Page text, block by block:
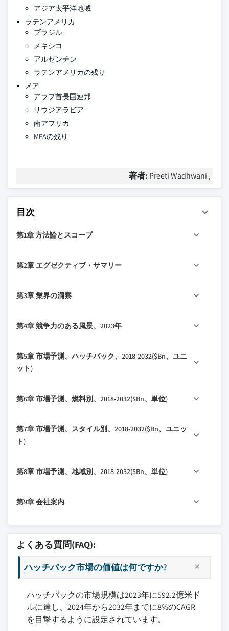
アジア太平洋地域
ラテンアメリカ
ブラジル
メキシコ
アルゼンチン
ラテンアメリカの残り
メア
アラブ首長国連邦
サウジアラビア
南アフリカ
MEAの残り
著者: Preeti Wadhwani ,
目次
第1章 方法論とスコープ
1.2 ベース見積りと計算
1.4 の データソース
1.4.2 二次
1.4.2.2 公開情報
第2章 エグゼクティブ・サマリー
第3章 業界の洞察
3.2 サプライヤーの風景
3.2.2 コンポーネントサプライヤー
3.2.5エンドユーザー
3.4 技術とイノベーションの風景
3.7 規制風景
3.8.1成長の運転者
3.8.1.2の特長 燃費効率と持続可能性の向上
3.8.1.3の特長 ハッチバックの好意で進化す
る消費者の好み
3.8.1.4の特長 技術の進歩
3.8.2.1の特長 他の車種からの高い競争
3.8.2.2 認識とイメージステレオタイプ
第4章 競争力のある風景、2023年
4.2 企業市場シェア分析
第5章 市場予測、ハッチバック、2018-2032($Bn、ユニ
ット)
5.2 サブコンパクト
5.2.2 ディーゼル
5.3 コンパクト
5.3.2 ディーゼル
5.3.4 電気
5.4 フルサイズ
5.4.1 ガソリン
5.4.3 ハイブリッド
5.4.4 電気
第6章 市場予測、燃料別、2018-2032($Bn、単位)
6.2 ガソリン
6.5 電気
第7章 市場予測、スタイル別、2018-2032($Bn、ユニッ
ト)
7.2 スポーツ
7.4 経済
第8章 市場予測、地域別、2018-2032($Bn、単位)
8.2 北アメリカ
8.2.2 カナダ
8.3 ヨーロッパ
8.3.1 英国
8.3.2 ドイツ
8.3.3 フランス
8.3.4 イタリア
8.3.5 スペイン
第9章 会社案内
9.1 シボレー(一般モーターの一部)
9.3 フォード モーター会社
9.4ホンダモーター株式会社
9.5 ヒュンダイ モーター会社
9.6の 株式会社KIA
9.7 マツダ モーター株式会社
9.8 ミニ - BMWのAG
よくある質問(FAQ):
ハッチバック市場の価値は何ですか?
ハッチバックの市場規模は2023年に592.2億米ド
ルに達し、2024年から2032年までに8%のCAGR
を目撃するように設定されています。